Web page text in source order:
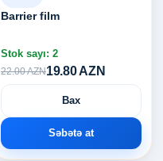
Barrier film
Stok sayı: 2
22.00 AZN19.80 AZN
Bax
Səbətə at